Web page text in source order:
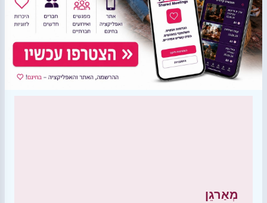
מְאַרגֵן